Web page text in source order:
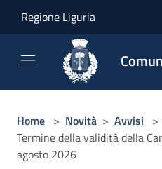
Regione Liguria
Home > Novità > Avvisi >
Termine della validità della
agosto 2026